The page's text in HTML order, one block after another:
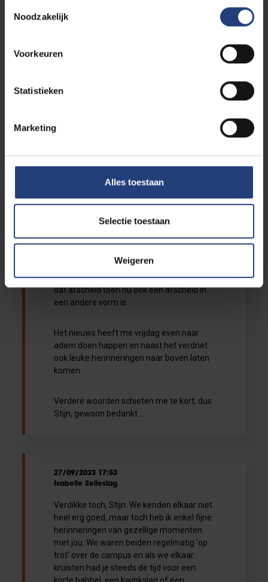
Noodzakelijk
Voorkeuren
Statistieken
Marketing
Alles toestaan
Selectie toestaan
Weigeren
Samen hebben we bergen verzet (ook
geslaagd om het proces rond de diploma's
vol passie over je plannen in Australie
gesprek veel succes gewenst en alvast
dat we elkaar voor je vertrek naar de
andere kant van de wereld nog zouden
zien (hoewel ik toch nog even geprobeerd
heb je uit te nodigen voor de Academische
weer boven toverde)
Geen moment dat ik er toen aan dacht dat
dat afscheid toen nu ook een afscheid in
een andere vorm is.
Het nieuws heeft me vrijdag even naar
adem doen happen en naast het verdriet
ook leuke herinneringen naar boven laten
komen.
Verdere woorden schieten me te kort, dus
Stijn, gewoon bedankt ....
27/09/2023 17:53
Isabelle Selleslag
Verdikke toch, Stijn. We kenden elkaar niet
heel erg goed, maar toch heb ik enkel fijne
herinneringen van gezellige momenten
met jou. We waren beiden regelmatig 'op
trot' over de campus en als we elkaar
kruisten had je steeds de tijd voor een
korte babbel, een kwinkslag of een